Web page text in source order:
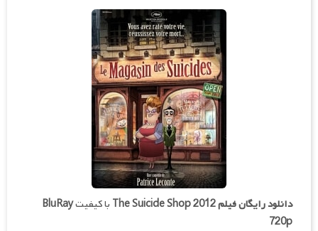
دانلود رایگان فیلمThe Suicide Shop 2012 با کیفیتBluRay
720p